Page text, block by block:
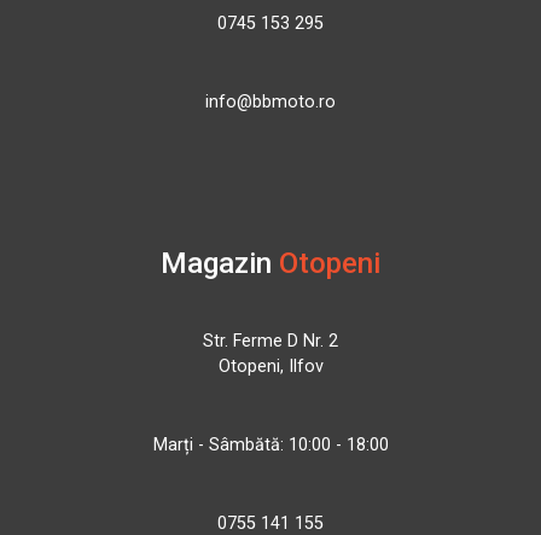
0745 153 295
info@bbmoto.ro
Magazin Otopeni
Str. Ferme D Nr. 2
Otopeni, Ilfov
Marți - Sâmbătă: 10:00 - 18:00
0755 141 155